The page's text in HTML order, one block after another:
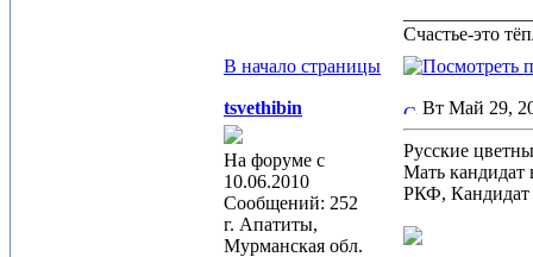
Счастье-это
В начало страницы
tsvethibin
На форуме с
10.06.2010
Сообщений: 252
г. Апатиты,
Мурманская обл.
Вт Май 29,
Русские
Мать
РКФ,